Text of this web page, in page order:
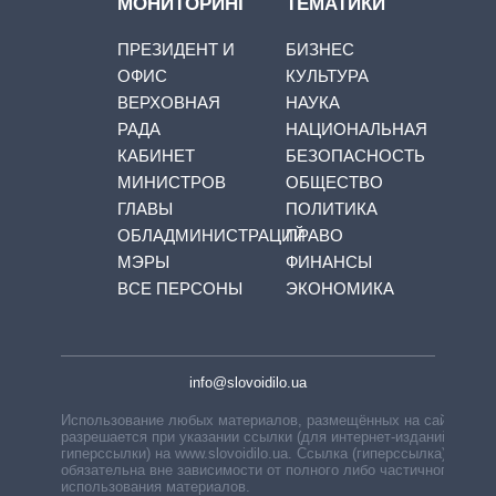
ПРЕЗИДЕНТ И
ОФИС
ВЕРХОВНАЯ
РАДА
КАБИНЕТ
МИНИСТРОВ
ГЛАВЫ
ОБЛАДМИНИСТРАЦИЙ
МЭРЫ
ВСЕ ПЕРСОНЫ
БИЗНЕС
КУЛЬТУРА
НАУКА
НАЦИОНАЛЬНАЯ
БЕЗОПАСНОСТЬ
ОБЩЕСТВО
ПОЛИТИКА
ПРАВО
ФИНАНСЫ
ЭКОНОМИКА
info@slovoidilo.ua
Использование любых материалов, размещённых на сайте,
разрешается при указании ссылки (для интернет-изданий —
гиперссылки) на www.slovoidilo.ua. Ссылка (гиперссылка)
обязательна вне зависимости от полного либо частичного
использования материалов.